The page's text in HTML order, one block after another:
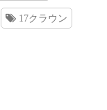
17クラウン